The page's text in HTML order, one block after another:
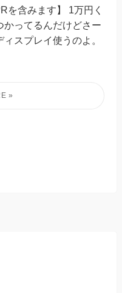
を含みます】 1万円く
かってるんだけどさー
スプレイ使うのよ。